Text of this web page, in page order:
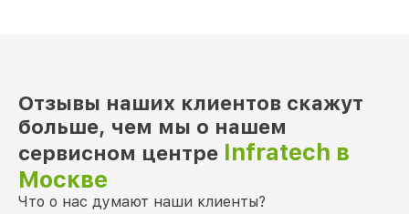
Отзывы наших клиентов скажут
больше, чем мы о нашем
сервисном центре Infratech в
Москве
Что о нас думают наши клиенты?